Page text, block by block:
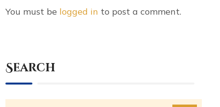
You must be logged in to post a comment.
Search